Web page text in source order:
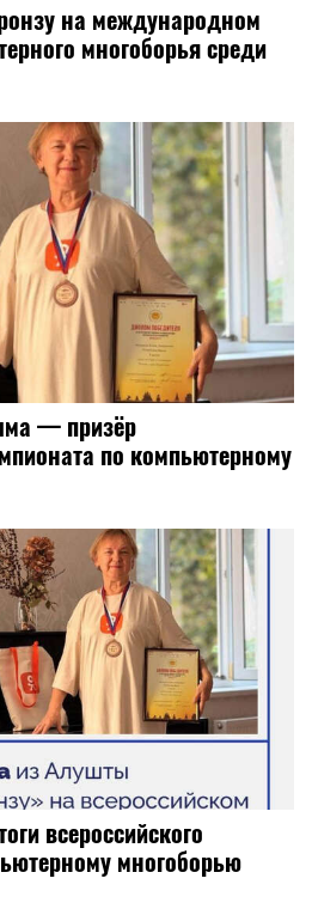
на международном
многоборья среди
— призёр
по компьютерному
всероссийского
многоборью